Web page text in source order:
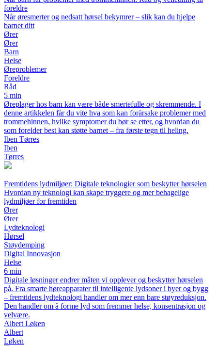
foreldre
Når øresmerter og nedsatt hørsel bekymrer – slik kan du hjelpe
barnet ditt
Ører
Ører
Barn
Helse
Øreproblemer
Foreldre
Råd
5 min
Øreplager hos barn kan være både smertefulle og skremmende. I
denne artikkelen får du vite hva som kan forårsake problemer med
trommehinnen, hvilke symptomer du bør se etter, og hvordan du
som forelder best kan støtte barnet – fra første tegn til heling.
Iben Tørres
Iben
Tørres
Fremtidens lydmiljøer: Digitale teknologier som beskytter hørselen
Hvordan ny teknologi kan skape tryggere og mer behagelige
lydmiljøer for fremtiden
Ører
Ører
Lydteknologi
Hørsel
Støydemping
Digital Innovasjon
Helse
6 min
Digitale løsninger endrer måten vi opplever og beskytter hørselen
på. Fra smarte høreapparater til intelligente lydsoner i byer og bygg
– fremtidens lydteknologi handler om mer enn bare støyreduksjon.
Den handler om å forme lyd som fremmer helse, konsentrasjon og
velvære.
Albert Løken
Albert
Løken